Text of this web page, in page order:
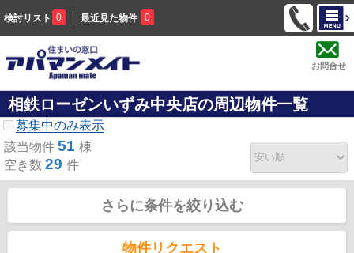
検討リスト 0 最近見た物件 0
お問合せ
相鉄ローゼンいずみ中央店の周辺物件一覧
募集中のみ表示
該当物件 51 棟
空き数 29 件
さらに条件を絞り込む
物件リクエスト